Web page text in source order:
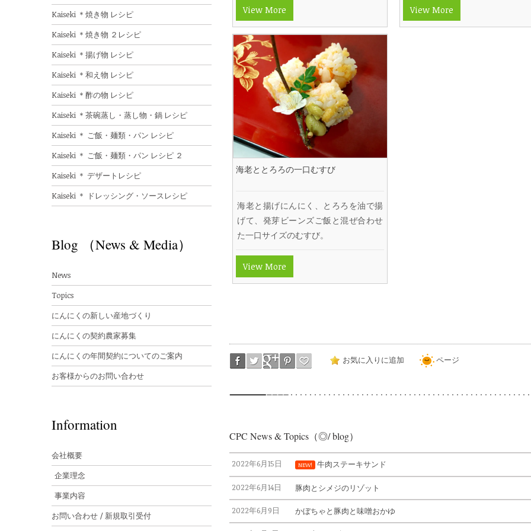
View More View More
海老ととろろの一口むすび
海老と揚げにんにく、とろろを油で揚
げて、発芽ビーンズご飯と混ぜ合わせ
た一口サイズのむすび。
View More
お気に入りに追加 ページ
CPC News & Topics（◎/ blog）
2022年6月15日 NEW! 牛肉ステーキサンド
2022年6月14日 豚肉とシメジのリゾット
2022年6月9日 かぼちゃと豚肉と味噌おかゆ
Kaiseki ＊焼き物 レシピ
Kaiseki ＊焼き物 ２レシピ
Kaiseki ＊揚げ物 レシピ
Kaiseki ＊和え物 レシピ
Kaiseki ＊酢の物 レシピ
Kaiseki ＊茶碗蒸し・蒸し物・鍋 レシピ
Kaiseki ＊ ご飯・麺類・パン レシピ
Kaiseki ＊ ご飯・麺類・パン レシピ ２
Kaiseki ＊ デザートレシピ
Kaiseki ＊ ドレッシング・ソースレシピ
Blog （News & Media）
News
Topics
にんにくの新しい産地づくり
にんにくの契約農家募集
にんにくの年間契約についてのご案内
お客様からのお問い合わせ
Information
会社概要
企業理念
事業内容
お問い合わせ / 新規取引受付